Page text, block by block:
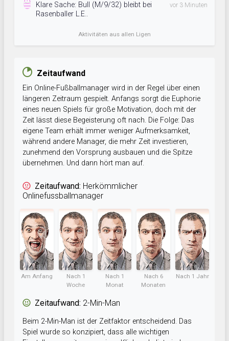
Klare Sache: Bull (M/9/32) bleibt bei
Rasenballer L.E..
vor 3 Minuten
Aktivitäten aus allen Ligen
Zeitaufwand
Ein Online-Fußballmanager wird in der Regel über einen
längeren Zeitraum gespielt. Anfangs sorgt die Euphorie
eines neuen Spiels für große Motivation, doch mit der
Zeit lässt diese Begeisterung oft nach. Die Folge: Das
eigene Team erhält immer weniger Aufmerksamkeit,
während andere Manager, die mehr Zeit investieren,
zunehmend den Vorsprung ausbauen und die Spitze
übernehmen. Und dann hört man auf.
Zeitaufwand: Herkömmlicher
Onlinefussballmanager
Am Anfang
Nach 1
Woche
Nach 1
Monat
Nach 6
Monaten
Nach 1 Jahr
Zeitaufwand: 2-Min-Man
Beim 2-Min-Man ist der Zeitfaktor entscheidend. Das
Spiel wurde so konzipiert, dass alle wichtigen